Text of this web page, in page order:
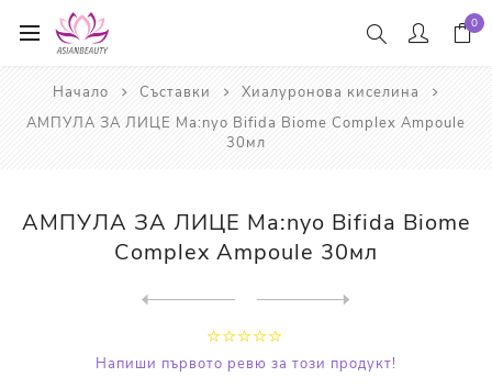
0
Начало Съставки
Хиалуронова киселина
АМПУЛА ЗА ЛИЦЕ Ma:nyo Bifida Biome Complex Ampoule
30мл
АМПУЛА ЗА ЛИЦЕ Ma:nyo Bifida Biome
Complex Ampoule 30мл
Напиши първото ревю за този продукт!